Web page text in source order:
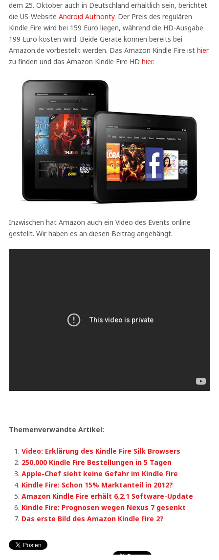
dem 25. Oktober auch in Deutschland erhältlich sein, berichtet
die US-Website Android Authority. Der Preis des regulären
Kindle Fire wird bei 159 Euro liegen, während die HD-Ausgabe
199 Euro kosten wird. Beide Geräte können bereits bei
Amazon.de vorbestellt werden. Das Amazon Kindle Fire ist hier
zu finden und das Amazon Kindle Fire HD hier.
Inzwischen hat Amazon auch ein Video des Events online
gestellt. Wir haben es an diesen Beitrag angehängt.
Themenverwandte Artikel:
Video: Erklärung des Kindle Fire Silk Browsers
250.000 Kindle Fire Bestellungen in 5 Tagen
Apple-Chef sieht keine Gefahr im Kindle Fire
Kindle Fire: Schon 15% Marktanteil in 2012?
Amazon Kindle Fire erhält 6.2.1 Software-Update
Kindle Fire: Prognosen wegen Nexus 7 gesenkt
Das erste Bild des Amazon Kindle Fire 2?